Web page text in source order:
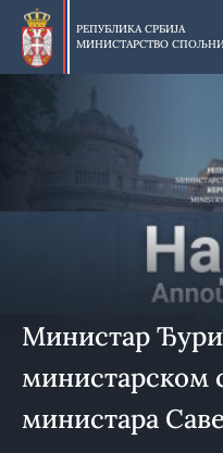
Прескочи
главни
део
РЕПУБЛИКА СРБИЈА
МИНИСТАРСТВО
Министар
министарском
министара